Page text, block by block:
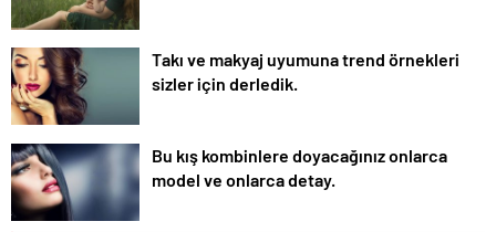
Takı ve makyaj uyumuna trend örnekleri
sizler için derledik.
Bu kış kombinlere doyacağınız onlarca
model ve onlarca detay.